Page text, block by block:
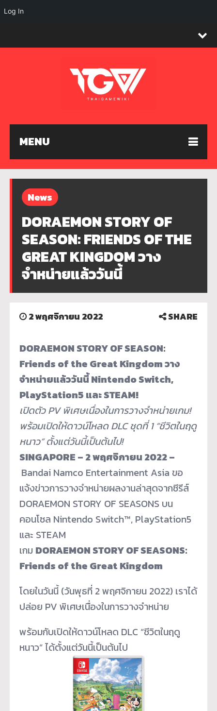
MENU
News
DORAEMON STORY OF
SEASON: FRIENDS OF THE
GREAT KINGDOM วาง
จำหน่ายแล้ววันนี้
2 พฤศจิกายน 2022 SHARE
DORAEMON STORY OF SEASON:
Friends of the Great Kingdom วาง
จำหน่ายแล้ววันนี้ Nintendo Switch,
PlayStation5 และ STEAM!
เปิดตัวPV พิเศษเนื่องในการวางจำหน่ายเกม!
พร้อมเปิดให้ดาวน์โหลดDLCชุดที่1 “ชีวิตในฤดู
หนาว”ตั้งแต่วันนี้เป็นต้นไป!
SINGAPORE – 2พฤศจิกายน 2022 –
Bandai Namco Entertainment Asia ขอ
แจ้งข่าวการวางจำหน่ายผลงานล่าสุดจากซีรีส์
DORAEMON STORY OF SEASONS บน
คอนโซล Nintendo Switch™, PlayStation5
และ STEAM
เกม DORAEMON STORY OF SEASONS:
Friends of the Great Kingdom
โดยในวันนี้ (วันพุธที่ 2 พฤศจิกายน 2022) เราได้
ปล่อย PV พิเศษเนื่องในการวางจำหน่าย
พร้อมกับเปิดให้ดาวน์โหลด DLC “ชีวิตในฤดู
หนาว” ได้ตั้งแต่วันนี้เป็นต้นไป
Log In